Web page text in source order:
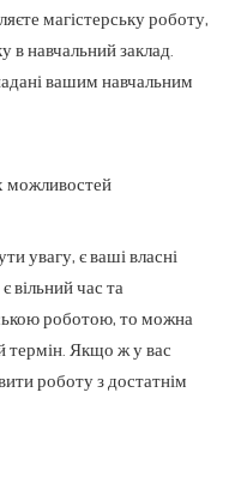
магістерську роботу,
в навчальний заклад.
вашим навчальним
можливостей
увагу, є ваші власні
вільний час та
роботою, то можна
термін. Якщо ж у вас
роботу з достатнім